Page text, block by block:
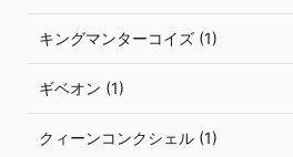
キングマンターコイズ (1)
ギベオン (1)
クィーンコンクシェル (1)